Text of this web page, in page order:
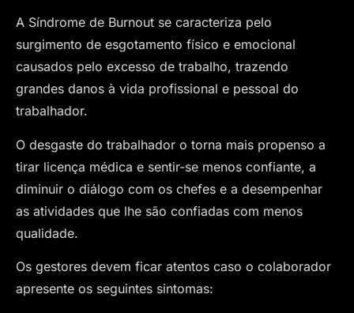
A Síndrome de Burnout se caracteriza pelo
surgimento de esgotamento físico e emocional
causados pelo excesso de trabalho, trazendo
grandes danos à vida profissional e pessoal do
trabalhador.
O desgaste do trabalhador o torna mais propenso a
tirar licença médica e sentir-se menos confiante, a
diminuir o diálogo com os chefes e a desempenhar
as atividades que lhe são confiadas com menos
qualidade.
Os gestores devem ficar atentos caso o colaborador
apresente os seguintes sintomas: